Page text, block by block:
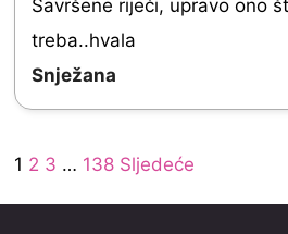
u
t
o
5
5
Savršene riječi, upravo ono
treba..hvala
Snježana
Site
Reviews
Page
1 Page
2 Page
3 … Page
138 Sljedeće